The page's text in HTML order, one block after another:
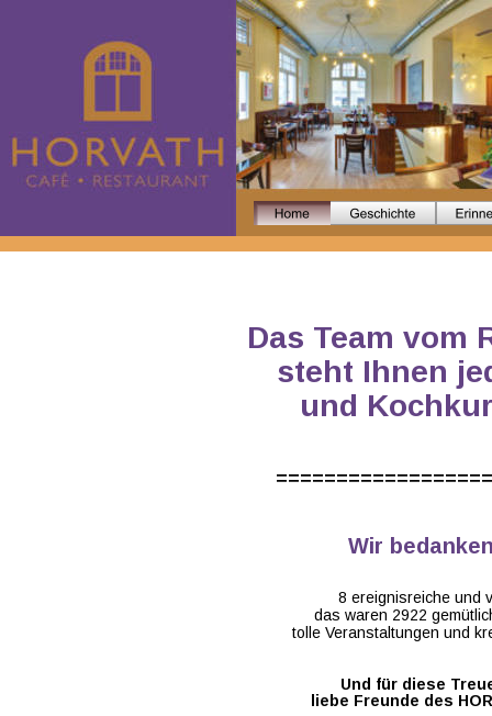
Das Team vom
steht Ihnen
und
Wir
8 ereignisreiche und
das waren 2922
tolle Veranstaltungen und
Und für diese
liebe Freunde des